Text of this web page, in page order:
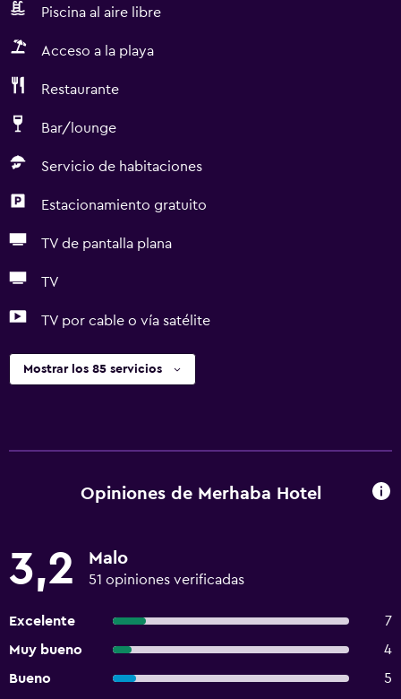
Piscina al aire libre
Acceso a la playa
Restaurante
Bar/lounge
Servicio de habitaciones
Estacionamiento gratuito
TV de pantalla plana
TV
TV por cable o vía satélite
Mostrar los 85 servicios
Opiniones de Merhaba Hotel
3,2 Malo
51 opiniones verificadas
Excelente
7
Muy bueno
4
Bueno
5